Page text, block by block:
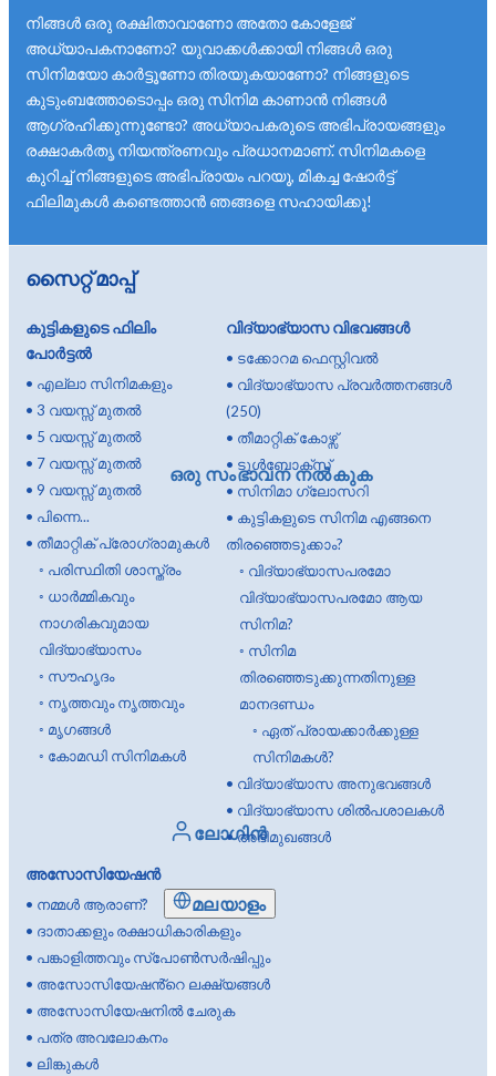
ഒരു സംഭാവന നൽകുക
ലോഗിൻ
മലയാളം
നിങ്ങൾ ഒരു രക്ഷിതാവാണോ അതോ കോളേജ്
അധ്യാപകനാണോ? യുവാക്കൾക്കായി നിങ്ങൾ ഒരു
സിനിമയോ കാർട്ടൂണോ തിരയുകയാണോ? നിങ്ങളുടെ
കുടുംബത്തോടൊപ്പം ഒരു സിനിമ കാണാൻ നിങ്ങൾ
ആഗ്രഹിക്കുന്നുണ്ടോ? അധ്യാപകരുടെ അഭിപ്രായങ്ങളും
രക്ഷാകർതൃ നിയന്ത്രണവും പ്രധാനമാണ്. സിനിമകളെ
കുറിച്ച് നിങ്ങളുടെ അഭിപ്രായം പറയൂ, മികച്ച ഷോർട്ട്
ഫിലിമുകൾ കണ്ടെത്താൻ ഞങ്ങളെ സഹായിക്കൂ!
സൈറ്റ് മാപ്പ്
കുട്ടികളുടെ ഫിലിം
പോർട്ടൽ
• എല്ലാ സിനിമകളും
• 3 വയസ്സ് മുതൽ
• 5 വയസ്സ് മുതൽ
• 7 വയസ്സ് മുതൽ
• 9 വയസ്സ് മുതൽ
• പിന്നെ...
• തീമാറ്റിക് പ്രോഗ്രാമുകൾ
◦ പരിസ്ഥിതി ശാസ്ത്രം
◦ ധാർമ്മികവും
നാഗരികവുമായ
വിദ്യാഭ്യാസം
◦ സൗഹൃദം
◦ നൃത്തവും നൃത്തവും
◦ മൃഗങ്ങൾ
◦ കോമഡി സിനിമകൾ
വിദ്യാഭ്യാസ വിഭവങ്ങൾ
• ടക്കോറമ ഫെസ്റ്റിവൽ
• വിദ്യാഭ്യാസ പ്രവർത്തനങ്ങൾ
(250)
• തീമാറ്റിക് കോഴ്സ്
• ടൂൾബോക്സ്
• സിനിമാ ഗ്ലോസറി
• കുട്ടികളുടെ സിനിമ എങ്ങനെ
തിരഞ്ഞെടുക്കാം?
◦ വിദ്യാഭ്യാസപരമോ
വിദ്യാഭ്യാസപരമോ ആയ
സിനിമ?
◦ സിനിമ
തിരഞ്ഞെടുക്കുന്നതിനുള്ള
മാനദണ്ഡം
◦ ഏത് പ്രായക്കാർക്കുള്ള
സിനിമകൾ?
• വിദ്യാഭ്യാസ അനുഭവങ്ങൾ
• വിദ്യാഭ്യാസ ശിൽപശാലകൾ
•അഭിമുഖങ്ങൾ
അസോസിയേഷൻ
• നമ്മൾ ആരാണ്?
• ദാതാക്കളും രക്ഷാധികാരികളും
• പങ്കാളിത്തവും സ്പോൺസർഷിപ്പും
• അസോസിയേഷൻ്റെ ലക്ഷ്യങ്ങൾ
• അസോസിയേഷനിൽ ചേരുക
• പത്ര അവലോകനം
• ലിങ്കുകൾ